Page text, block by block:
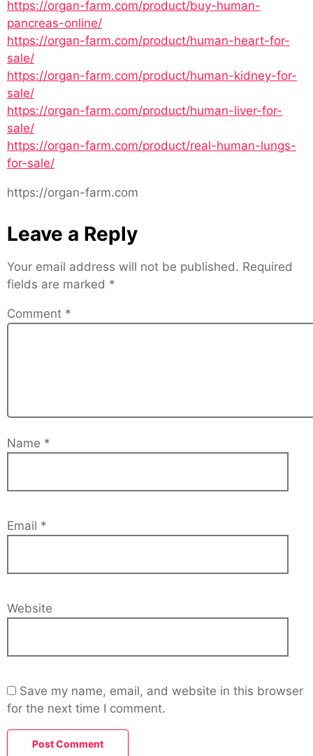
https://organ-farm.com/product/buy-human-
pancreas-online/
https://organ-farm.com/product/human-heart-for-
sale/
https://organ-farm.com/product/human-kidney-for-
sale/
https://organ-farm.com/product/human-liver-for-
sale/
https://organ-farm.com/product/real-human-lungs-
for-sale/
https://organ-farm.com
Leave a Reply
Your email address will not be published. Required
fields are marked *
Comment *
Name *
Email *
Website
Save my name, email, and website in this browser
for the next time I comment.